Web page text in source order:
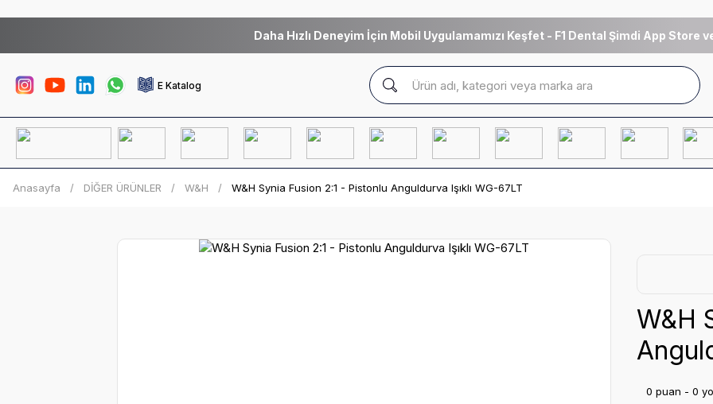
Daha Hızlı Deneyim İçin Mobil Uygulamamızı Keşfet - F1 Dental Şimdi App Store
E Katalog
Anasayfa DİĞER ÜRÜNLER W&H W&H Synia Fusion 2:1 - Pistonlu Anguldurva Işıklı WG-67LT
W&H
0 puan - 0